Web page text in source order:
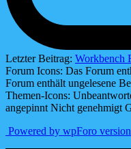
Letzter Beitrag: Workbench
Forum Icons: Das Forum
Forum enthält ungelesene
Themen-Icons:
angepinnt Nicht genehmigt
Powered by wpForo